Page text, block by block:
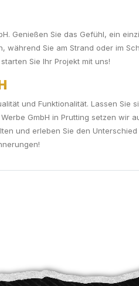
Genießen Sie das Gefühl, ein
Sie am Strand oder im
Sie Ihr Projekt mit uns!
und Funktionalität. Lassen Sie
GmbH in Prutting setzen wir
und erleben Sie den